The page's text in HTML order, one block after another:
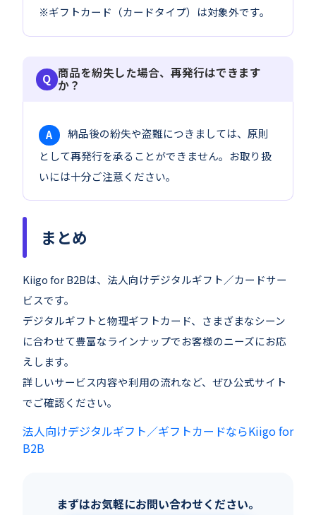
※ギフトカード（カードタイプ）は対象外です。
商品を紛失した場合、再発行はできます
か？
A
納品後の紛失や盗難につきましては、原則
として再発行を承ることができません。お取り扱
いには十分ご注意ください。
まとめ
Kiigo for B2Bは、法人向けデジタルギフト／カードサー
ビスです。
デジタルギフトと物理ギフトカード、さまざまなシーン
に合わせて豊富なラインナップでお客様のニーズにお応
えします。
詳しいサービス内容や利用の流れなど、ぜひ公式サイト
でご確認ください。
法人向けデジタルギフト／ギフトカードならKiigo for
B2B
まずはお気軽にお問い合わせください。